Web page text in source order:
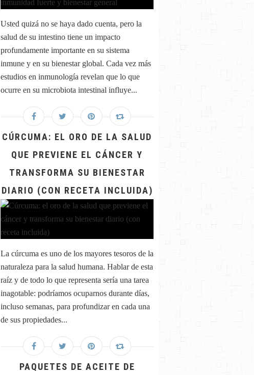
Usted quizá no se haya dado cuenta, pero la
salud de su intestino tiene un impacto
profundamente importante en su sistema
inmune y en su bienestar global. Cada vez más
estudios en inmunología revelan que lo que
ocurre en su microbiota intestinal influye...
CÚRCUMA: EL ORO DE LA SALUD
QUE PREVIENE EL CÁNCER Y
TRANSFORMA SU BIENESTAR
DIARIO (CON RECETA INCLUIDA)
La cúrcuma es uno de los mayores tesoros de la
naturaleza para la salud humana. Hablar de esta
raíz y de todo lo que representa sería una tarea
inagotable: podríamos ocuparnos durante días,
incluso semanas, para profundizar en cada una
de sus propiedades...
PAQUETES DE ACEITE DE